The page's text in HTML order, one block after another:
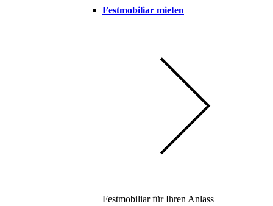
Festmobiliar mieten
Festmobiliar für Ihren Anlass